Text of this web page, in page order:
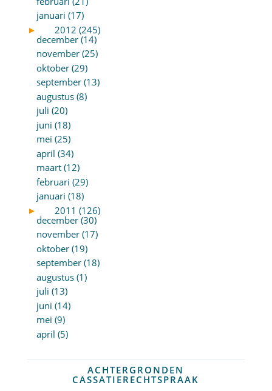
januari (17)
►
2012 (245)
december (14)
november (25)
oktober (29)
september (13)
augustus (8)
juli (20)
juni (18)
mei (25)
april (34)
maart (12)
februari (29)
januari (18)
►
2011 (126)
december (30)
november (17)
oktober (19)
september (18)
augustus (1)
juli (13)
juni (14)
mei (9)
april (5)
ACHTERGRONDEN
CASSATIERECHTSPRAAK